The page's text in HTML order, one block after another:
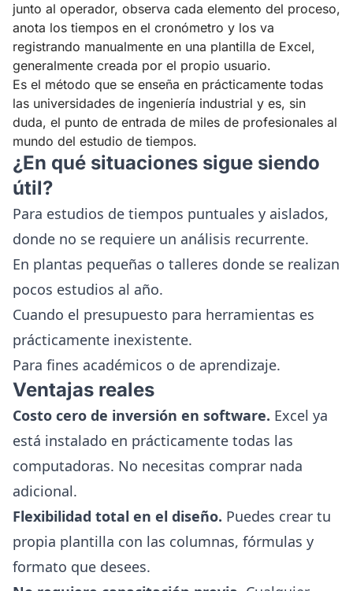
junto al operador, observa cada elemento del proceso,
anota los tiempos en el cronómetro y los va
registrando manualmente en una plantilla de Excel,
generalmente creada por el propio usuario.
Es el método que se enseña en prácticamente todas
las universidades de ingeniería industrial y es, sin
duda, el punto de entrada de miles de profesionales al
mundo del estudio de tiempos.
¿En qué situaciones sigue siendo
útil?
Para estudios de tiempos puntuales y aislados,
donde no se requiere un análisis recurrente.
En plantas pequeñas o talleres donde se realizan
pocos estudios al año.
Cuando el presupuesto para herramientas es
prácticamente inexistente.
Para fines académicos o de aprendizaje.
Ventajas reales
Costo cero de inversión en software. Excel ya
está instalado en prácticamente todas las
computadoras. No necesitas comprar nada
adicional.
Flexibilidad total en el diseño. Puedes crear tu
propia plantilla con las columnas, fórmulas y
formato que desees.